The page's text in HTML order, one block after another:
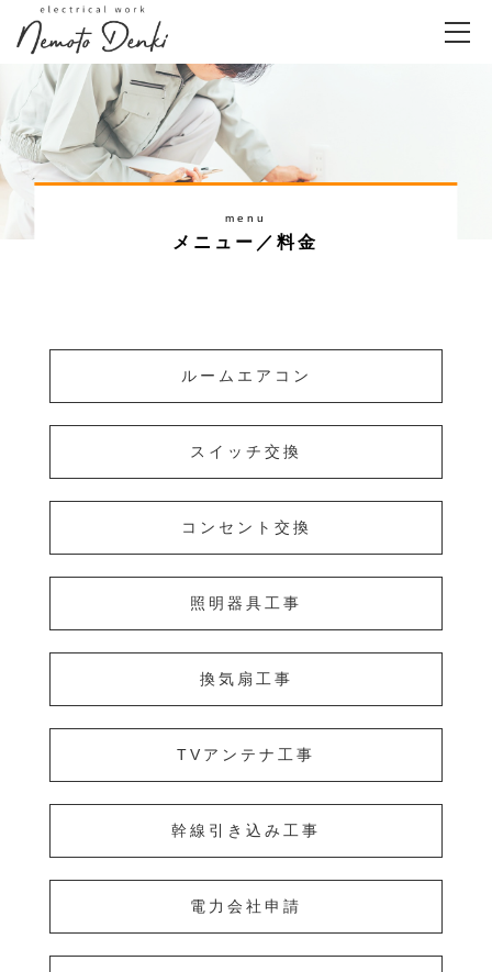
menu
メニュー／料金
ルームエアコン
スイッチ交換
コンセント交換
照明器具工事
換気扇工事
TVアンテナ工事
幹線引き込み工事
電力会社申請